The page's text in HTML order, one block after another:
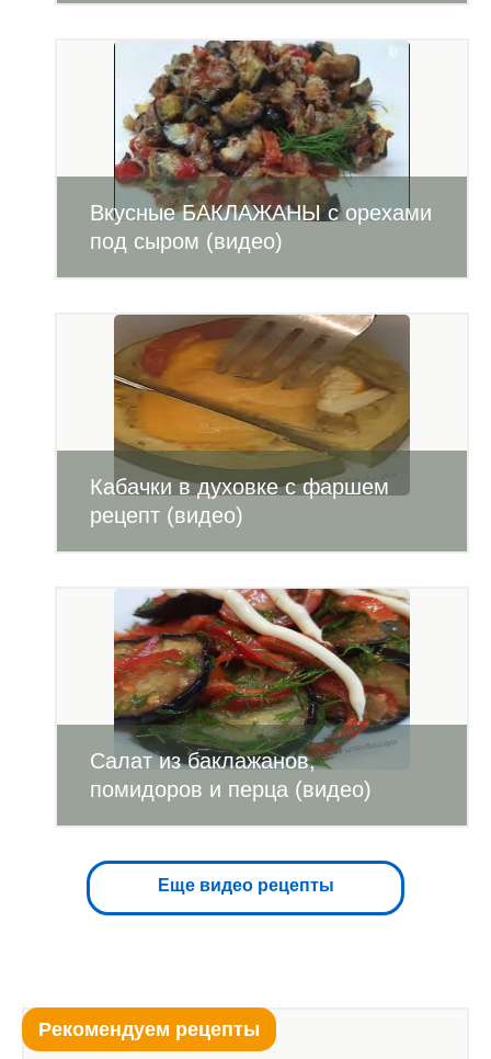
Вкусные БАКЛАЖАНЫ с орехами
под сыром (видео)
Кабачки в духовке с фаршем
рецепт (видео)
Салат из баклажанов,
помидоров и перца (видео)
Еще видео рецепты
Рекомендуем рецепты